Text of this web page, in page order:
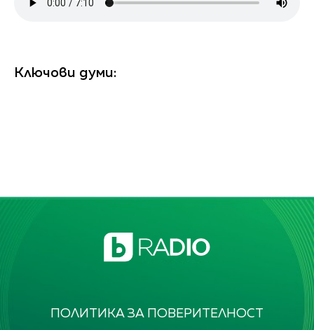
Ключови думи:
ПОЛИТИКА ЗА ПОВЕРИТЕЛНОСТ